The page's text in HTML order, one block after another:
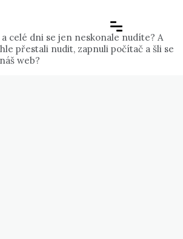
celé dni se jen neskonale nudíte? A
přestali nudit, zapnuli počítač a šli se
web?